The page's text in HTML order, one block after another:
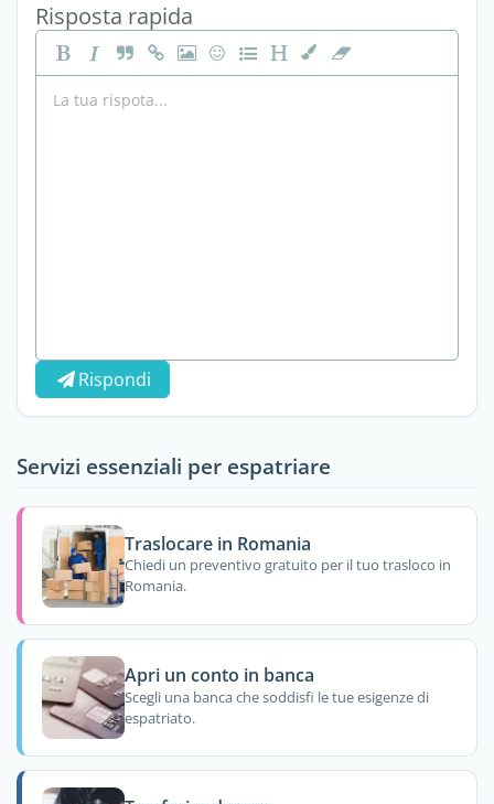
Risposta rapida
Rispondi
Servizi essenziali per espatriare
Traslocare in Romania
Chiedi un preventivo gratuito per il tuo trasloco in
Romania.
Apri un conto in banca
Scegli una banca che soddisfi le tue esigenze di
espatriato.